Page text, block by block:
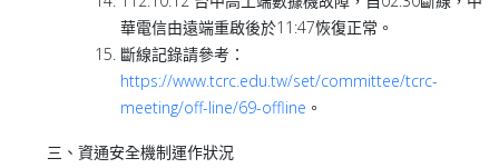
華電信由遠端重啟後於11:47恢復正常。
斷線記錄請參考：
https://www.tcrc.edu.tw/set/committee/tcrc-
meeting/off-line/69-offline 。
三、資通安全機制運作狀況